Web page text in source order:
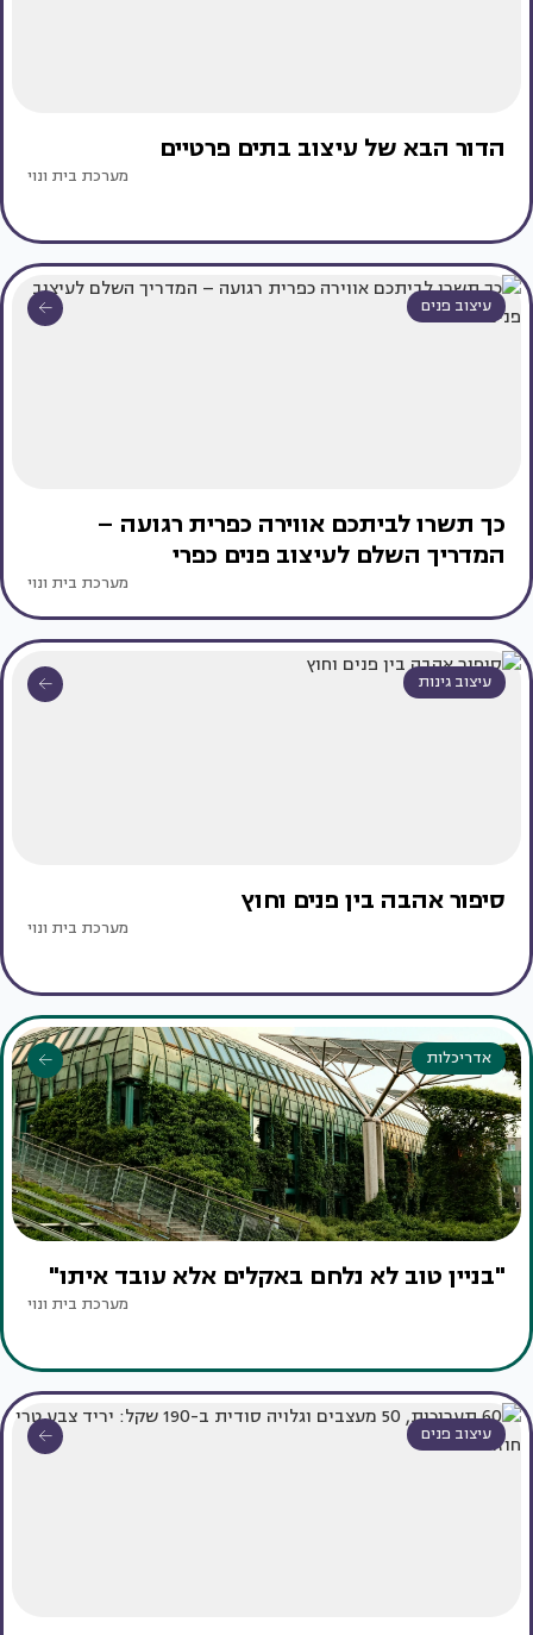
הדור הבא של עיצוב בתים פרטיים
מערכת בית ונוי
עיצוב פנים
כך תשרו לביתכם אווירה כפרית רגועה –
המדריך השלם לעיצוב פנים כפרי
מערכת בית ונוי
עיצוב גינות
סיפור אהבה בין פנים וחוץ
מערכת בית ונוי
אדריכלות
"בניין טוב לא נלחם באקלים אלא עובד איתו"
מערכת בית ונוי
עיצוב פנים